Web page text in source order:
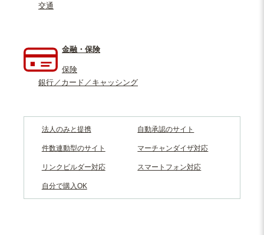
交通
金融・保険
保険
銀行／カード／キャッシング
法人のみと提携 自動承認のサイト
件数連動型のサイト マーチャンダイザ対応
リンクビルダー対応 スマートフォン対応
自分で購入OK